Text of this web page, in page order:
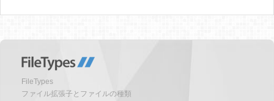
FileTypes
ファイル拡張子とファイルの種類